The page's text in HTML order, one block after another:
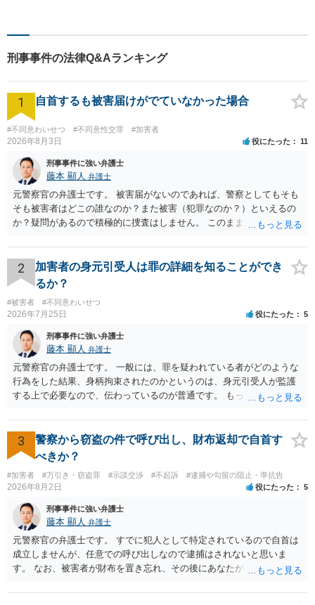
刑事事件の法律Q&Aランキング
1 自首するも被害届けがでていなかった場合
#不同意わいせつ #不同意性交罪 #加害者
2026年8月3日 役にたった 11
刑事事件に強い弁護士
藤本 顯人 弁護士
元警察官の弁護士です。 被害届がないのであれば、警察としてもそも
そも被害者はどこの誰なのか？また被害（犯罪なのか？）といえるの
か？疑問があるので積極的に捜査はしません。 このまま女性から警察
2
加害者の身元引受人は罪の詳細を知ることができ
るか？
#被害者 #不同意わいせつ
2026年7月25日 役にたった 5
刑事事件に強い弁護士
藤本 顯人 弁護士
元警察官の弁護士です。 一般には、罪を疑われている者がどのような
行為をした結果、身柄拘束されたのかというのは、身元引受人が監護
する上で必要なので、伝わっているのが普通です。 もっとも、事実関
いたり、省略されていることもありうるかなとは思います。
3
警察から窃盗の件で呼び出し、財布返却で自首す
べきか？
#加害者 #万引き・窃盗罪 #示談交渉 #不起訴 #逮捕や勾留の阻止・準抗告
2026年8月2日 役にたった 5
刑事事件に強い弁護士
藤本 顯人 弁護士
元警察官の弁護士です。 すでに犯人として特定されているので自首は
成立しませんが、任意での呼び出しなので逮捕はされないと思いま
す。 なお、被害者が財布を置き忘れ、その後にあなたがトイレに入
と言い逃れはかなり厳しいものと思います。